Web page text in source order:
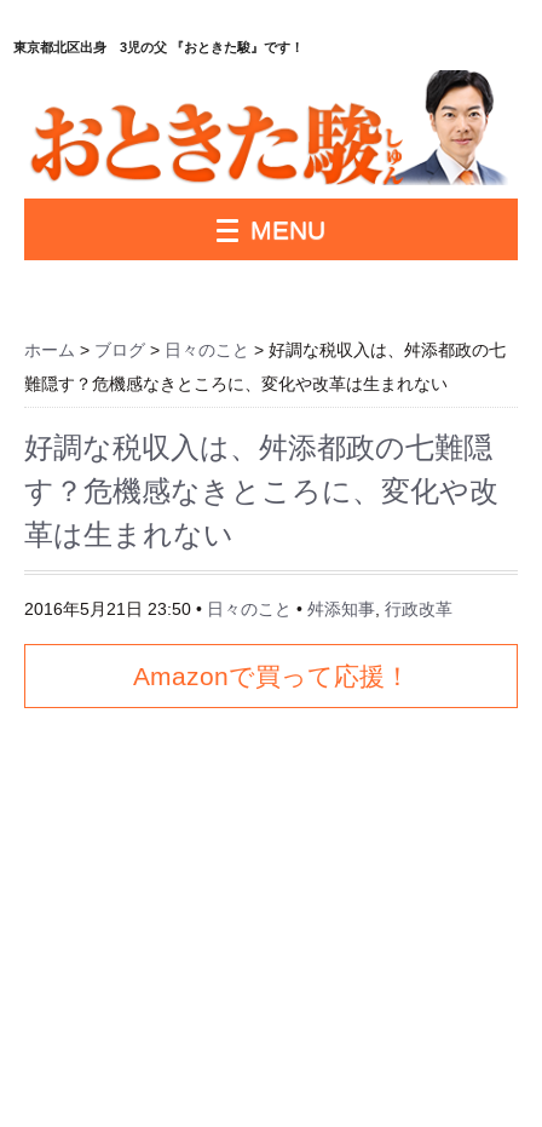
東京都北区出身 3児の父 『おときた駿』です！
MENU
ホーム > ブログ > 日々のこと > 好調な税収入は、舛添都政の七
難隠す？危機感なきところに、変化や改革は生まれない
好調な税収入は、舛添都政の七難隠
す？危機感なきところに、変化や改
革は生まれない
2016年5月21日 23:50 • 日々のこと • 舛添知事, 行政改革
Amazonで買って応援！